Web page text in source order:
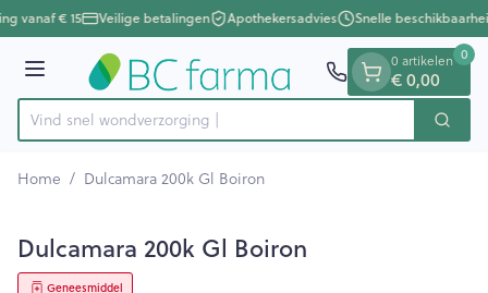
Ga naar de inhoud
1 van 1
vanaf € 15 Veilige betalingen Apothekersadvies Snelle
Menu
Product, merk, categorie...
Vind snel wondverz Zoek
0 artikelen
€ 0,00
0
Home / Dulcamara 200k Gl Boiron
Dulcamara 200k Gl Boiron
Geneesmiddel